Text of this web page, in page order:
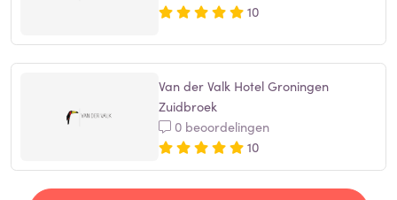
10
Van der Valk Hotel Groningen
Zuidbroek
0 beoordelingen
10